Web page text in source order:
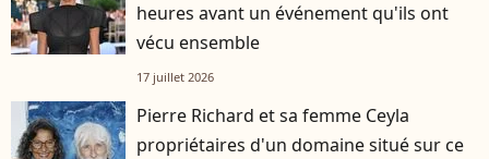
heures avant un événement qu'ils ont
vécu ensemble
17 juillet 2026
Pierre Richard et sa femme Ceyla
propriétaires d'un domaine situé sur ce